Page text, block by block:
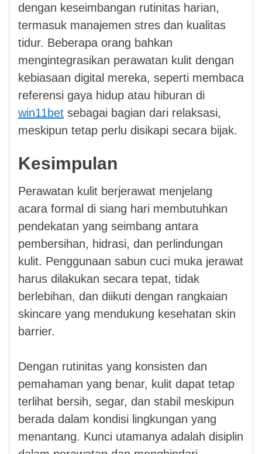
dengan keseimbangan rutinitas harian,
termasuk manajemen stres dan kualitas
tidur. Beberapa orang bahkan
mengintegrasikan perawatan kulit dengan
kebiasaan digital mereka, seperti membaca
referensi gaya hidup atau hiburan di
win11bet sebagai bagian dari relaksasi,
meskipun tetap perlu disikapi secara bijak.
Kesimpulan
Perawatan kulit berjerawat menjelang
acara formal di siang hari membutuhkan
pendekatan yang seimbang antara
pembersihan, hidrasi, dan perlindungan
kulit. Penggunaan sabun cuci muka jerawat
harus dilakukan secara tepat, tidak
berlebihan, dan diikuti dengan rangkaian
skincare yang mendukung kesehatan skin
barrier.
Dengan rutinitas yang konsisten dan
pemahaman yang benar, kulit dapat tetap
terlihat bersih, segar, dan stabil meskipun
berada dalam kondisi lingkungan yang
menantang. Kunci utamanya adalah disiplin